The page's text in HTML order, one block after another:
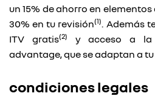
un 15% de ahorro en
30% en tu revisión(1). Además
ITV gratis(2)
y acceso a la
advantage, que se adaptan a
condiciones legales